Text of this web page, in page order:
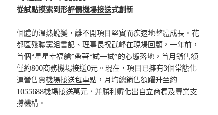
從試點摸索到形評價機場接送式創新
個體的溫熱蛻變，離不開項目堅實而疾速地整體成長。花
都區殘聯黨組書記、理事長祝武峰在現場回顧，一年前，
首個“星星幸福艙”帶著“試一試”的心態落地，首月銷售額
僅約800商務機場接送0元。現在，項目已擁有3個常態化
運營售賣機場接送包車點，月均總銷售額躍升至約
1055688機場接送萬元，并勝利孵化出自立商標及專業支
撐機構。